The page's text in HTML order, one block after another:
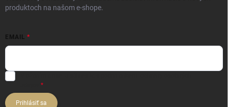
produktoch na našom e-shope.
EMAIL
Prihlásiť sa